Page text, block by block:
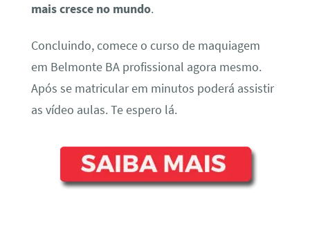
mais cresce no mundo.
Concluindo, comece o curso de maquiagem
em Belmonte BA profissional agora mesmo.
Após se matricular em minutos poderá assistir
as vídeo aulas. Te espero lá.